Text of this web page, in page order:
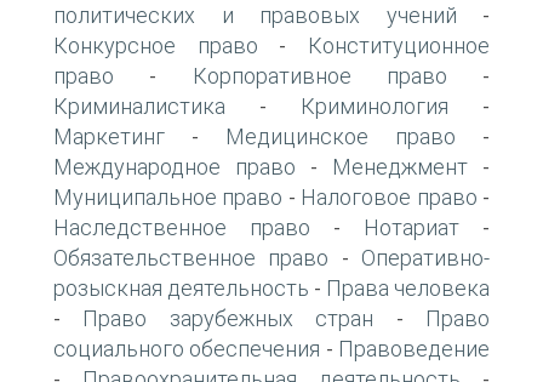
политических и правовых учений -
Конкурсное право -
Конституционное
право - Корпоративное право -
Криминалистика - Криминология -
Маркетинг - Медицинское право -
Международное право - Менеджмент -
Муниципальное право - Налоговое право -
Наследственное право - Нотариат -
Обязательственное право - Оперативно-
розыскная деятельность - Права человека
- Право зарубежных стран -
Право
социального обеспечения - Правоведение